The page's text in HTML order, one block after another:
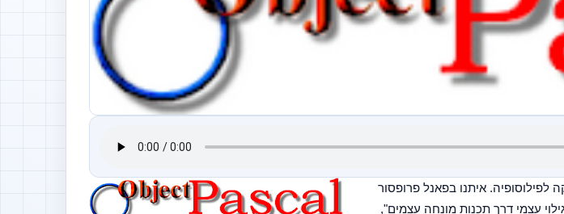
אני מתכבד לפתוח בזאת את הכנס השמיני בנושא "אובייקטיביות ותכנות" של המחלקה לפילוסופיה. איתנו בפאנל פרופסור